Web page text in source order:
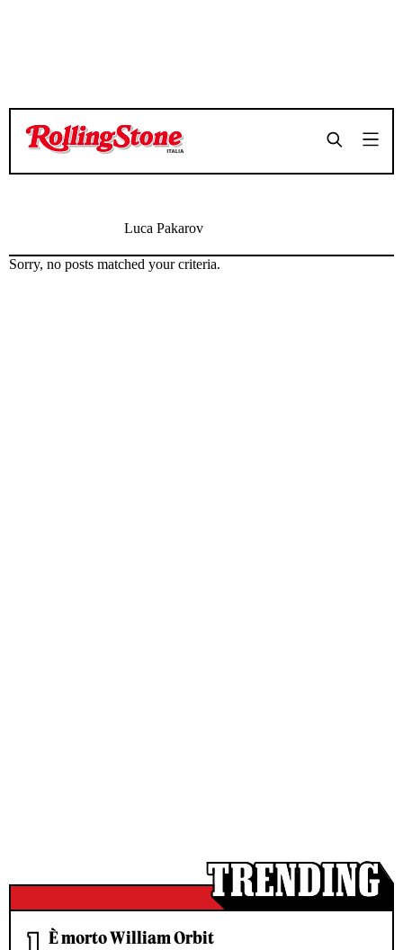
Luca Pakarov
Sorry, no posts matched your criteria.
È morto William Orbit